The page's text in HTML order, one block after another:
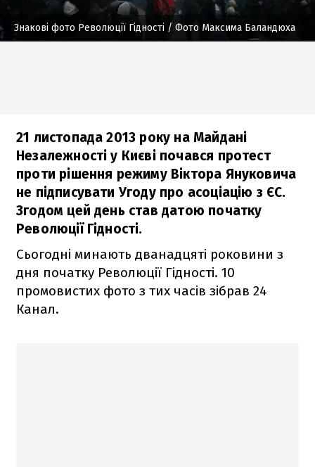
Знакові фото Революції Гідності / Фото Максима Баландюха
21 листопада 2013 року на Майдані
Незалежності у Києві почався протест
проти рішення режиму Віктора Януковича
не підписувати Угоду про асоціацію з ЄС.
Згодом цей день став датою початку
Революції Гідності.
Сьогодні минають дванадцяті роковини з
дня початку Революції Гідності. 10
промовистих фото з тих часів зібрав 24
Канал.